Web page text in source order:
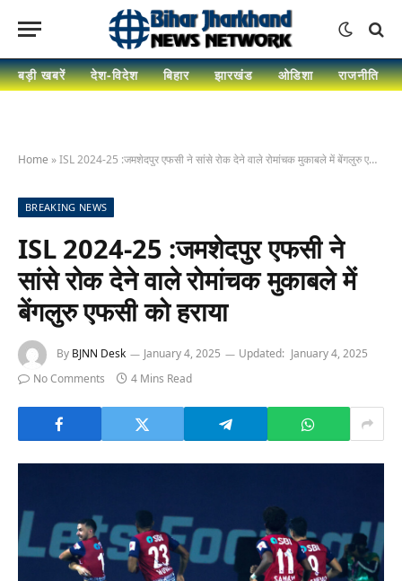
बड़ी खबरें देश-विदेश बिहार झारखंड ओडिशा राजनीति
Home »ISL 2024-25 :जमशेदपुर एफसी ने सांसे रोक देने वाले रोमांचक मुकाबले में बेंगलुरु एफसी को हराया
BREAKING NEWS
ISL 2024-25 :जमशेदपुर एफसी ने
सांसे रोक देने वाले रोमांचक मुकाबले में
बेंगलुरु एफसी को हराया
By BJNN Desk January 4, 2025 Updated: January 4, 2025
No Comments
4 Mins Read